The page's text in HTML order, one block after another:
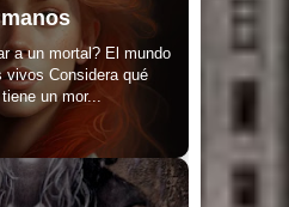
a un mortal? El mundo
vivos Considera qué
un mor...